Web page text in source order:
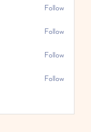
Follow
Follow
Follow
Follow